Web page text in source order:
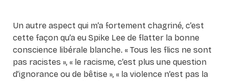
Un autre aspect qui m’a fortement chagriné, c’est
cette façon qu’a eu Spike Lee de flatter la bonne
conscience libérale blanche. « Tous les flics ne sont
pas racistes », « le racisme, c’est plus une question
d’ignorance ou de bêtise », « la violence n’est pas la